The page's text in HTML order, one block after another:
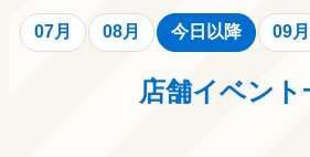
07月 08月 今日以降 09月
店舗イベント